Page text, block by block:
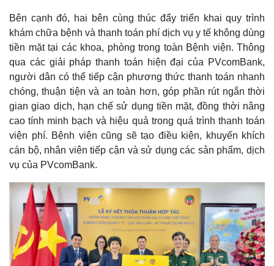
Thế giới
Quan sát
Cuộc sống đó đây
Hồ sơ
Multimedia
Video
Ảnh
E-Magazine
Infographic
Bên cạnh đó, hai bên cùng thúc đẩy triển khai quy trình
khám chữa bệnh và thanh toán phí dịch vụ y tế không dùng
tiền mặt tại các khoa, phòng trong toàn Bệnh viện. Thông
qua các giải pháp thanh toán hiện đại của PVcomBank,
người dân có thể tiếp cận phương thức thanh toán nhanh
chóng, thuận tiện và an toàn hơn, góp phần rút ngắn thời
gian giao dịch, hạn chế sử dụng tiền mặt, đồng thời nâng
cao tính minh bạch và hiệu quả trong quá trình thanh toán
viện phí. Bệnh viện cũng sẽ tạo điều kiện, khuyến khích
cán bộ, nhân viên tiếp cận và sử dụng các sản phẩm, dịch
vụ của PVcomBank.